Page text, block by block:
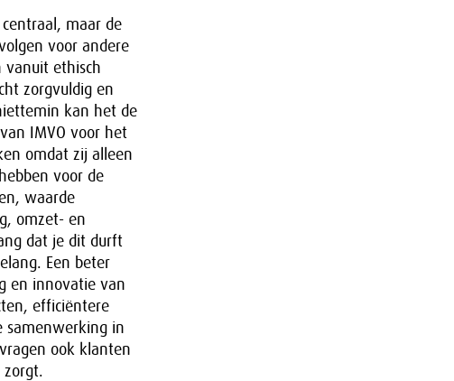
maar de
voor andere
vanuit ethisch
zorgvuldig en
kan het de
IMVO voor het
omdat zij alleen
voor de
waarde
omzet- en
dat je dit durft
Een beter
en innovatie van
efficiëntere
samenwerking in
ook klanten
zorgt.